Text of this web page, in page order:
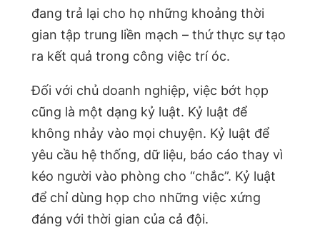
đang trả lại cho họ những khoảng thời
gian tập trung liền mạch – thứ thực sự tạo
ra kết quả trong công việc trí óc.
Đối với chủ doanh nghiệp, việc bớt họp
cũng là một dạng kỷ luật. Kỷ luật để
không nhảy vào mọi chuyện. Kỷ luật để
yêu cầu hệ thống, dữ liệu, báo cáo thay vì
kéo người vào phòng cho “chắc”. Kỷ luật
để chỉ dùng họp cho những việc xứng
đáng với thời gian của cả đội.